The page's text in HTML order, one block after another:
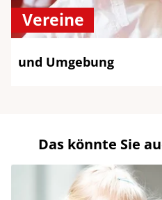
Vereine
und Umgebung
Das könnte Sie